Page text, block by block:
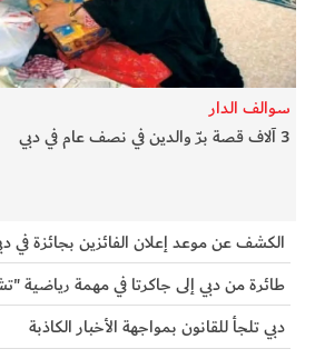
سوالف الدار
3 آلاف قصة برّ والدين في نصف عام في دبي
الكشف عن موعد إعلان الفائزين بجائزة في
طائرة من دبي إلى جاكرتا في مهمة رياضية
دبي تلجأ للقانون بمواجهة الأخبار الكاذبة